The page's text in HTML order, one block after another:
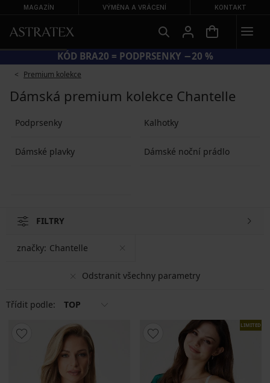
MAGAZÍN VÝMĚNA A VRÁCENÍ KONTAKT
KÓD BRA20 = PODPRSENKY −20 %
Premium kolekce
Dámská premium kolekce Chantelle
Podprsenky Kalhotky
Dámské plavky Dámské noční prádlo
FILTRY
Odstranit všechny parametry
značky: Chantelle
Třídit podle: TOP
LIMITED